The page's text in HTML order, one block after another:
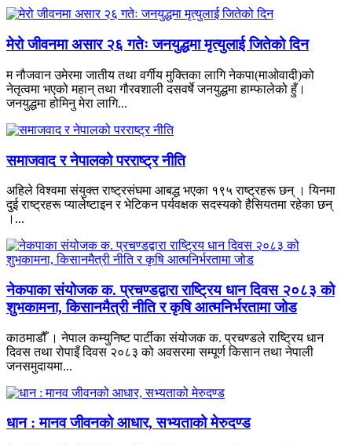
मेरो जीवनमा असार २६ गतेः जनयुद्धमा मृत्युलाई जितेको दिन
म नौजवान उमेरमा जातीय तथा वर्गीय मुक्तिका लागि नेकपा(माओवादी)को
नेतृत्वमा भएको महान् तथा गौरवशाली दसवर्षे जनयुद्धमा हाम्फालेको हुँ।
जनयुद्धमा होमिनु मेरा लागि...
समाजवाद र नेपालको परराष्ट्र नीति
अहिले विश्वमा संयुक्त राष्ट्रसंघमा आबद्ध भएका १९५ राष्ट्रहरू छन् । यिनमा
दुई राष्ट्रहरू प्यालेष्टाइन र भेटिकन पर्यवक्षक सदस्यको हैसियतमा रहेका छन्
।...
नेकपाका संयोजक क. प्रचण्डद्वारा राष्ट्रिय धान दिवस २०८३ को
शुभकामना, किसानमैत्री नीति र कृषि आत्मनिर्भरतामा जोड
काठमाडौँ । नेपाल कम्युनिष्ट पार्टीका संयोजक क. प्रचण्डले राष्ट्रिय धान
दिवस तथा रोपाइँ दिवस २०८३ को अवसरमा सम्पूर्ण किसान तथा नेपाली
जनसमुदायमा...
धान : मानव जीवनको आधार, सभ्यताको मेरुदण्ड